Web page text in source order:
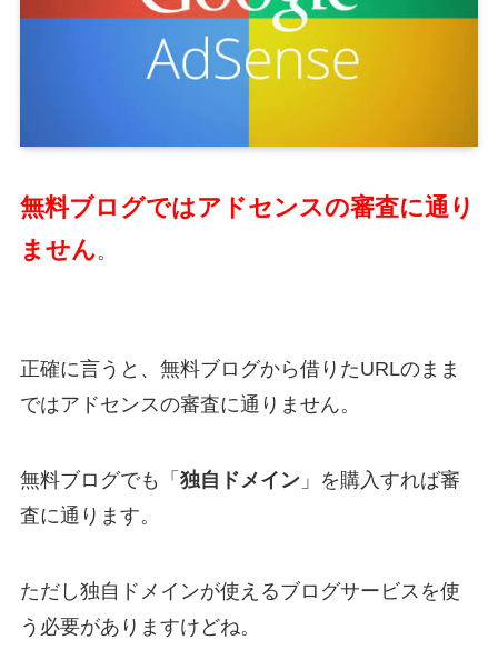
無料ブログではアドセンスの審査に通り
ません。
正確に言うと、無料ブログから借りたURLのまま
ではアドセンスの審査に通りません。
無料ブログでも「 独自ドメイン」を購入すれば審
査に通ります。
ただし独自ドメインが使えるブログサービスを使
う必要がありますけどね。